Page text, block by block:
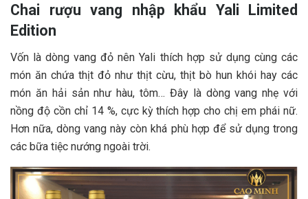
Chai rượu vang nhập khẩu Yali Limited
Edition
Vốn là dòng vang đỏ nên Yali thích hợp sử dụng cùng các
món ăn chứa thịt đỏ như thịt cừu, thịt bò hun khói hay các
món ăn hải sản như hàu, tôm… Đây là dòng vang nhẹ với
nồng độ cồn chỉ 14 %, cực kỳ thích hợp cho chị em phái nữ.
Hơn nữa, dòng vang này còn khá phù hợp để sử dụng trong
các bữa tiệc nướng ngoài trời.